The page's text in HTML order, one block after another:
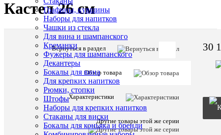
Графины, кувшины
Наборы для напитков
Чашки из стекла
Для вина и шампанского
Креманки
Фужеры для шампанского
Декантеры
Бокалы для вина
Для крепких напитков
Рюмки, стопки
Штофы
Наборы для крепких напитков
Стаканы для виски
Бокалы для коньяка и бренди
Кастел 26 см
Вернуться в раздел
Обзор товара
Характеристики
Другие товары этой же серии
Артикул:
товара:
Queen's
30